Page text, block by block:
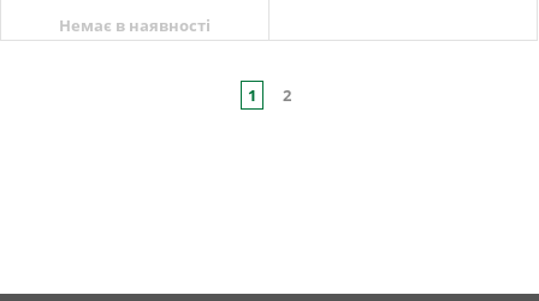
Немає в наявності
1 2